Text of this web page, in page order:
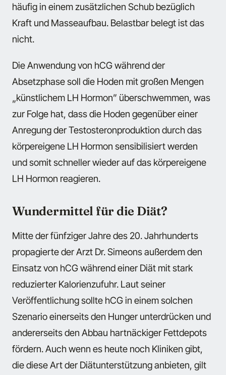
häufig in einem zusätzlichen Schub bezüglich
Kraft und Masseaufbau. Belastbar belegt ist das
nicht.
Die Anwendung von hCG während der
Absetzphase soll die Hoden mit großen Mengen
„künstlichem LH Hormon” überschwemmen, was
zur Folge hat, dass die Hoden gegenüber einer
Anregung der Testosteronproduktion durch das
körpereigene LH Hormon sensibilisiert werden
und somit schneller wieder auf das körpereigene
LH Hormon reagieren.
Wundermittel für die Diät?
Mitte der fünfziger Jahre des 20. Jahrhunderts
propagierte der Arzt Dr. Simeons außerdem den
Einsatz von hCG während einer Diät mit stark
reduzierter Kalorienzufuhr. Laut seiner
Veröffentlichung sollte hCG in einem solchen
Szenario einerseits den Hunger unterdrücken und
andererseits den Abbau hartnäckiger Fettdepots
fördern. Auch wenn es heute noch Kliniken gibt,
die diese Art der Diätunterstützung anbieten, gilt